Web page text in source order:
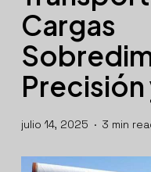
Cargas
julio 14, 2025 3 min